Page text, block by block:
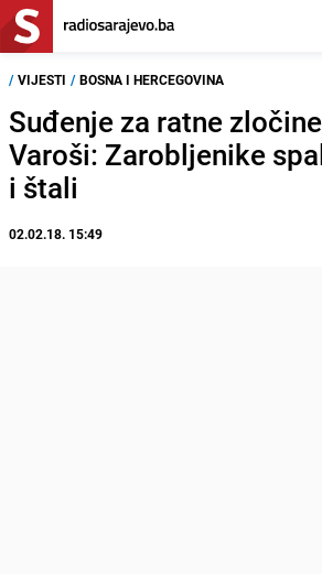
/ VIJESTI / BOSNA I HERCEGOVINA
Suđenje za ratne
Varoši: Zarobljenike
i štali
02.02.18. 15:49